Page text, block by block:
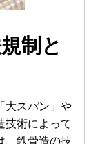
制と
大スパン」や
技術によって
、鉄骨造の技